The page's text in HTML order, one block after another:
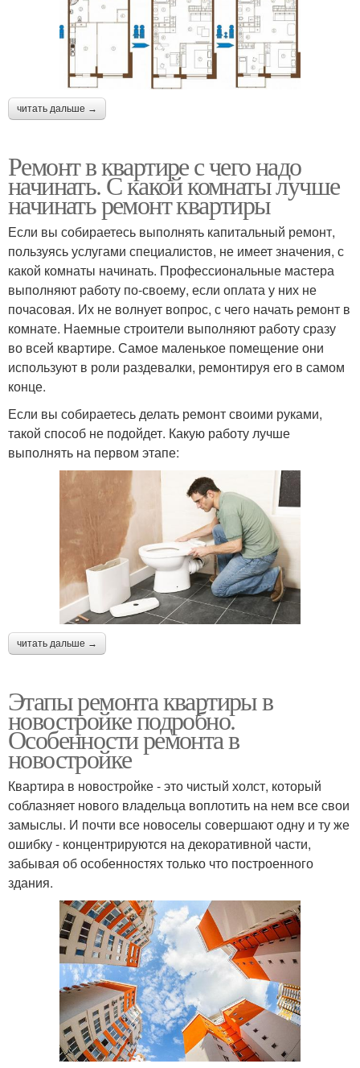
читать дальше →
Ремонт в квартире с чего надо
начинать. С какой комнаты лучше
начинать ремонт квартиры
Если вы собираетесь выполнять капитальный ремонт,
пользуясь услугами специалистов, не имеет значения, с
какой комнаты начинать. Профессиональные мастера
выполняют работу по-своему, если оплата у них не
почасовая. Их не волнует вопрос, с чего начать ремонт в
комнате. Наемные строители выполняют работу сразу
во всей квартире. Самое маленькое помещение они
используют в роли раздевалки, ремонтируя его в самом
конце.
Если вы собираетесь делать ремонт своими руками,
такой способ не подойдет. Какую работу лучше
выполнять на первом этапе:
читать дальше →
Этапы ремонта квартиры в
новостройке подробно.
Особенности ремонта в
новостройке
Квартира в новостройке - это чистый холст, который
соблазняет нового владельца воплотить на нем все свои
замыслы. И почти все новоселы совершают одну и ту же
ошибку - концентрируются на декоративной части,
забывая об особенностях только что построенного
здания.